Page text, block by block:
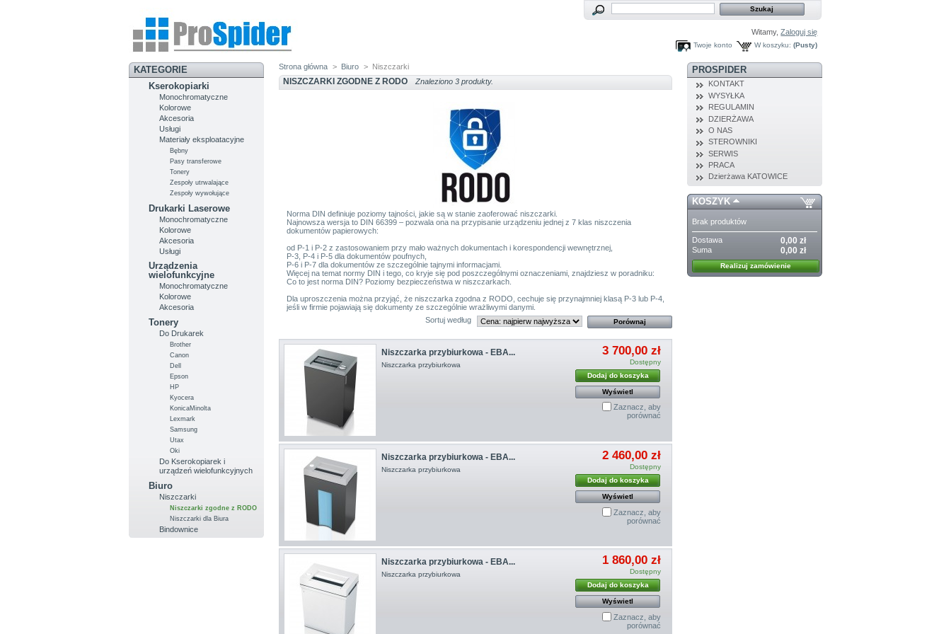
Witamy,Zaloguj się
W koszyku: (Pusty)
Twoje konto
KATEGORIE
Kserokopiarki
Monochromatyczne
Kolorowe
Akcesoria
Usługi
Materiały eksploatacyjne
Bębny
Pasy transferowe
Tonery
Zespoły utrwalające
Zespoły wywołujące
Drukarki Laserowe
Monochromatyczne
Kolorowe
Akcesoria
Usługi
Urządzenia
wielofunkcyjne
Monochromatyczne
Kolorowe
Akcesoria
Tonery
Do Drukarek
Brother
Canon
Dell
Epson
HP
Kyocera
KonicaMinolta
Lexmark
Samsung
Utax
Oki
Do Kserokopiarek i
urządzeń wielofunkcyjnych
Biuro
Niszczarki
Niszczarki zgodne z RODO
Niszczarki dla Biura
Bindownice
Strona główna > Biuro > Niszczarki
NISZCZARKI ZGODNE Z RODO Znaleziono 3 produkty.
Norma DIN definiuje poziomy tajności, jakie są w stanie zaoferować niszczarki.
Najnowsza wersja to DIN 66399 – pozwala ona na przypisanie urządzeniu jednej z 7 klas niszczenia
dokumentów papierowych:
od P-1 i P-2 z zastosowaniem przy mało ważnych dokumentach i korespondencji wewnętrznej,
P-3, P-4 i P-5 dla dokumentów poufnych,
P-6 i P-7 dla dokumentów ze szczególnie tajnymi informacjami.
Więcej na temat normy DIN i tego, co kryje się pod poszczególnymi oznaczeniami, znajdziesz w poradniku:
Co to jest norma DIN? Poziomy bezpieczeństwa w niszczarkach.
Dla uproszczenia można przyjąć, że niszczarka zgodna z RODO, cechuje się przynajmniej klasą P-3 lub P-4,
jeśli w firmie pojawiają się dokumenty ze szczególnie wrażliwymi danymi.
Sortuj według
Niszczarka przybiurkowa - EBA...
Niszczarka przybiurkowa
3 700,00 zł
Dostępny
Dodaj do koszyka
Wyświetl
Zaznacz, aby
porównać
Niszczarka przybiurkowa - EBA...
Niszczarka przybiurkowa
2 460,00 zł
Dostępny
Dodaj do koszyka
Wyświetl
Zaznacz, aby
porównać
Niszczarka przybiurkowa - EBA...
Niszczarka przybiurkowa
1 860,00 zł
Dostępny
Dodaj do koszyka
Wyświetl
Zaznacz, aby
porównać
PROSPIDER
KONTAKT
WYSYŁKA
REGULAMIN
DZIERŻAWA
O NAS
STEROWNIKI
SERWIS
PRACA
Dzierżawa KATOWICE
KOSZYK
Brak produktów
Dostawa 0,00 zł
Suma 0,00 zł
Realizuj zamówienie